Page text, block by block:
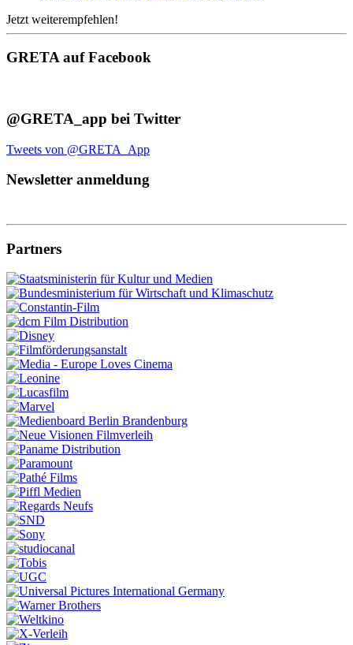
Jetzt weiterempfehlen!
GRETA auf Facebook
@GRETA_app bei Twitter
Tweets von @GRETA_App
Newsletter anmeldung
Partners